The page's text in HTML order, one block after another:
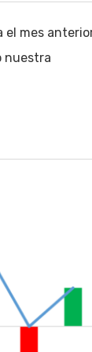
el mes
nuestra